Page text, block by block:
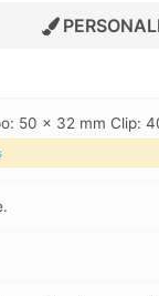
50 x 32 mm Clip: